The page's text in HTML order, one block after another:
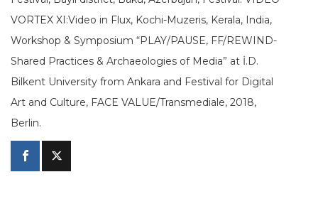
VORTEX XI:Video in Flux, Kochi-Muzeris, Kerala, India,
Workshop & Symposium “PLAY/PAUSE, FF/REWIND-
Shared Practices & Archaeologies of Media” at İ.D.
Bilkent University from Ankara and Festival for Digital
Art and Culture, FACE VALUE/Transmediale, 2018,
Berlin.